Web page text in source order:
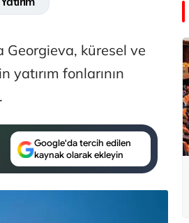
Georgieva, küresel ve
fonlarının
Google'da tercih edilen
kaynak olarak ekleyin